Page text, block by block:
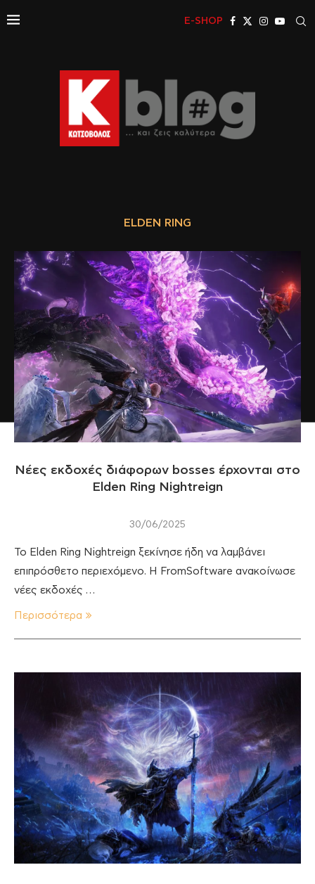
E-SHOP
ELDEN RING
Νέες εκδοχές διάφορων bosses έρχονται στο
Elden Ring Nightreign
30/06/2025
Το Elden Ring Nightreign ξεκίνησε ήδη να λαμβάνει
επιπρόσθετο περιεχόμενο. Η FromSoftware ανακοίνωσε
νέες εκδοχές …
Περισσότερα